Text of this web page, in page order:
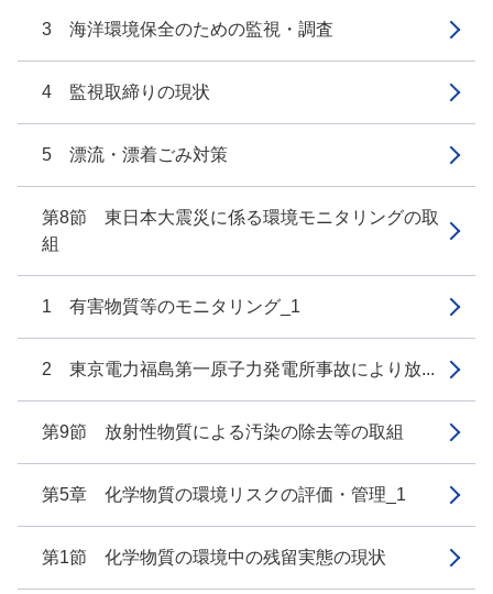
3 海洋環境保全のための監視・調査
4 監視取締りの現状
5 漂流・漂着ごみ対策
第8節 東日本大震災に係る環境モニタリングの取
組
1 有害物質等のモニタリング_1
2 東京電力福島第一原子力発電所事故により放...
第9節 放射性物質による汚染の除去等の取組
第5章 化学物質の環境リスクの評価・管理_1
第1節 化学物質の環境中の残留実態の現状